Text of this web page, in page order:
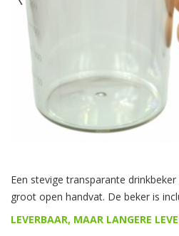
Een stevige transparante
groot open handvat. De beker is
LEVERBAAR, MAAR LANGERE